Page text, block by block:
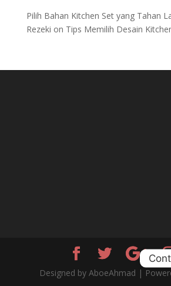
Pilih Bahan Kitchen Set yang Tahan
Rezeki on Tips Memilih Desain
Designed by AboeAhmad |